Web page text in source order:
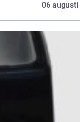
06 augusti